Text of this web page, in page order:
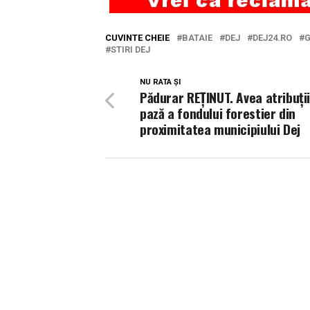
CUVINTE CHEIE BATAIE DEJ DEJ24.RO
STIRI DEJ
NU RATA ȘI
Pădurar REȚINUT. Avea
pază a fondului forestier din
proximitatea municipiului Dej